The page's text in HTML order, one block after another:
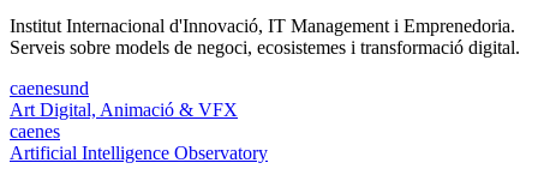
Institut Internacional d'Innovació, IT Management i Emprenedoria.
Serveis sobre models de negoci, ecosistemes i transformació digital.
caenesund
Art Digital, Animació & VFX
caenes
Artificial Intelligence Observatory